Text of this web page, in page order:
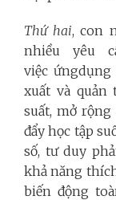
Thứ hai, con
nhiều yêu
việc ứngdụng
xuất và quản
suất, mở
đẩy học tập
số, tư duy
khả năng
biến động